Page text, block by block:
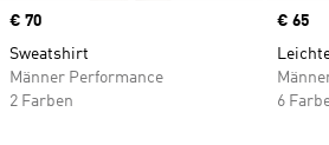
Price
€ 70
Sweatshirt
Männer Performance
2 Farben
Price
€ 65
6